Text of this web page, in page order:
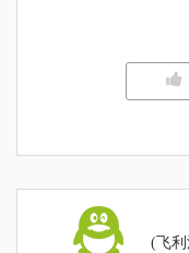
(飞利